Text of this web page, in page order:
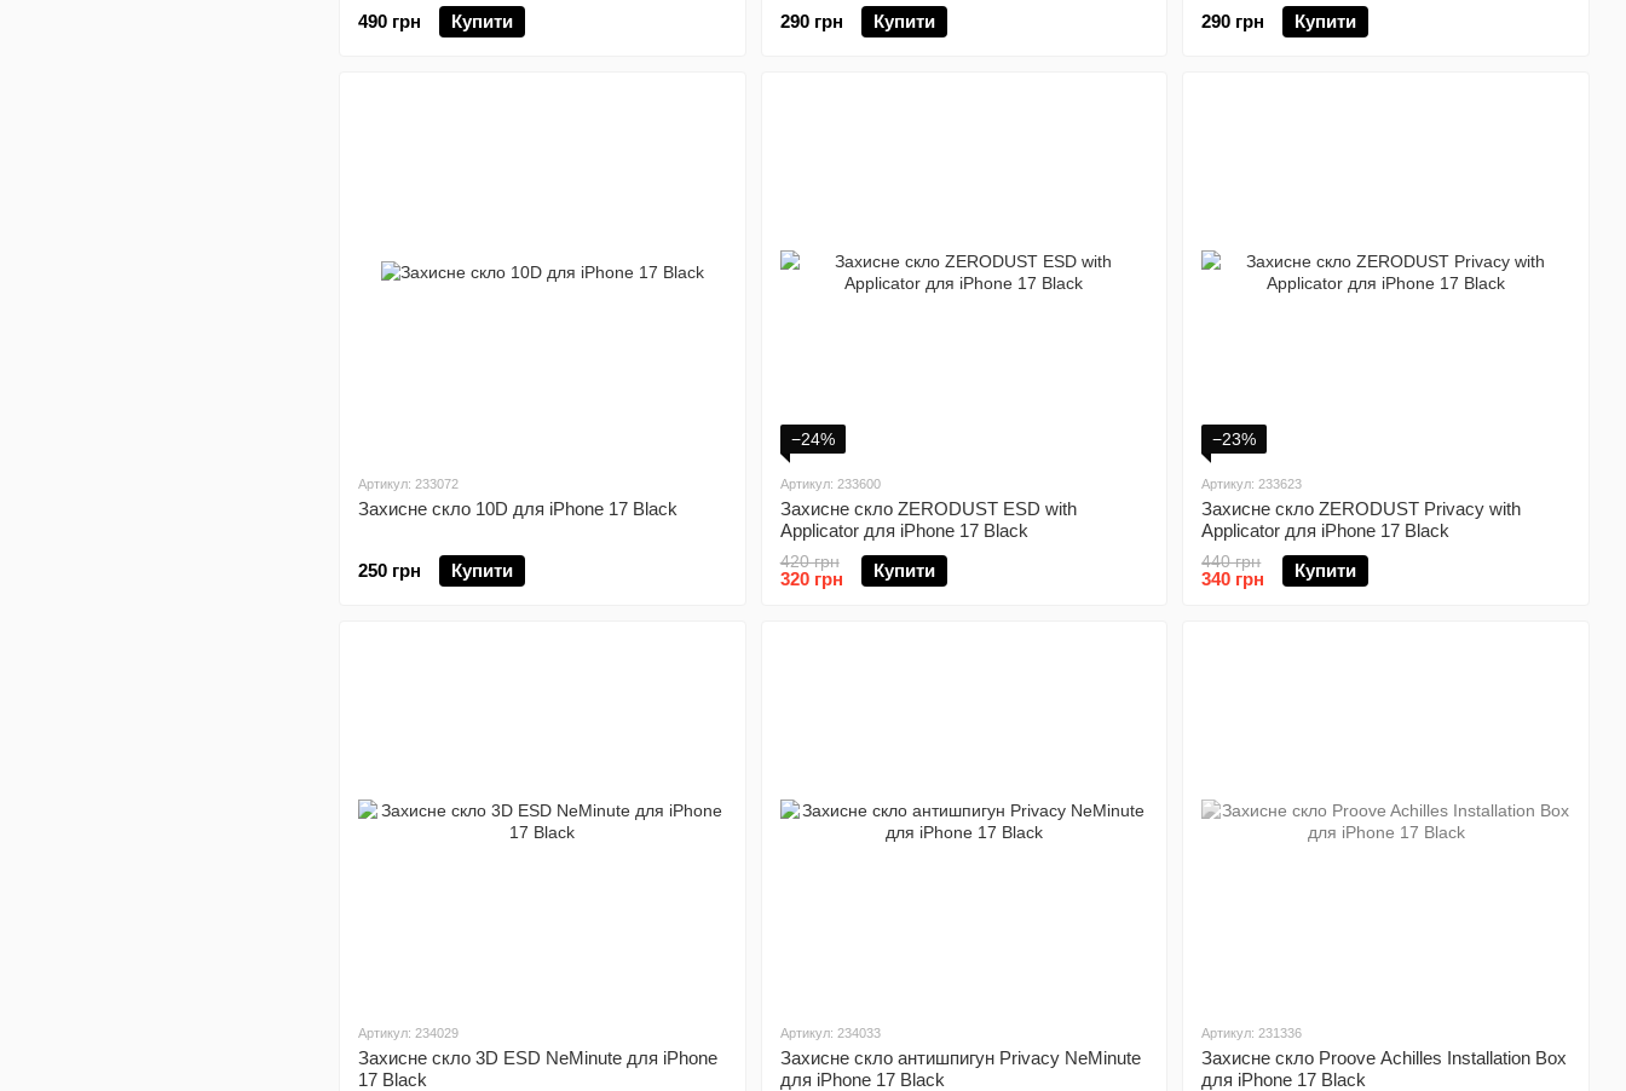
490 грн
Купити 290 грн Купити 290 грн Купити
Артикул: 233072
Захисне скло 10D для iPhone 17 Black
250 грн Купити
−24%
Артикул: 233600
Захисне скло ZERODUST ESD with
Applicator для iPhone 17 Black
420 грн
320 грн Купити
−23%
Артикул: 233623
Захисне скло ZERODUST Privacy with
Applicator для iPhone 17 Black
440 грн
340 грн Купити
Артикул: 234029
Захисне скло 3D ESD NeMinute для iPhone
17 Black
Артикул: 234033
Захисне скло антишпигун Privacy NeMinute
для iPhone 17 Black
Артикул: 231336
Захисне скло Proove Achilles Installation Box
для iPhone 17 Black